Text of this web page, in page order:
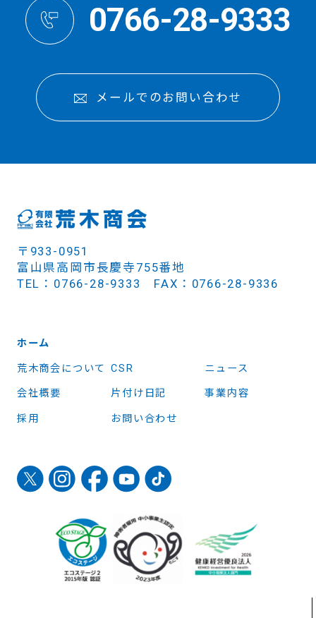
0766-28-9333
メールでのお問い合わせ
〒933-0951
富山県高岡市長慶寺755番地
TEL：0766-28-9333 FAX：0766-28-9336
ホーム
荒木商会について CSR ニュース
会社概要 片付け日記 事業内容
採用 お問い合わせ